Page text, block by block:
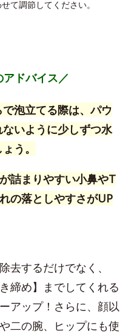
て調節してください。
ドバイス／
で泡立てる際は、パウ
いように少しずつ水
う。
詰まりやすい小鼻やT
の落としやすさがUP
去するだけでなく、
締め】までしてくれる
アップ！さらに、顔以
二の腕、ヒップにも使